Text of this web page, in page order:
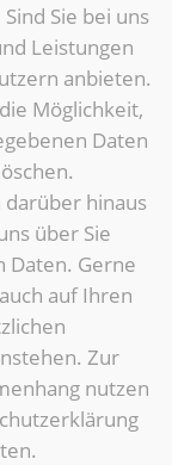
Sie bei uns
Leistungen
anbieten.
Möglichkeit,
Daten
hinaus
über Sie
Daten. Gerne
auf Ihren
Zur
nutzen